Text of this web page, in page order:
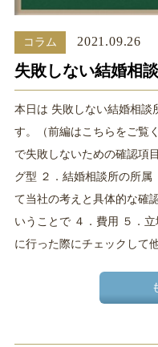
コラム 2021.09.26
失敗しない結婚相
本日は 失敗しない結婚相談
す。（前編はこちらをご覧
で失敗しないための確認項
グ型 ２．結婚相談所の所属
て当社の考えと具体的な確
いうことで ４．費用 ５．
に行った際にチェックして